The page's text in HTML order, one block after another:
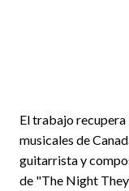
El trabajo recupera
musicales de
guitarrista y
de "The Night